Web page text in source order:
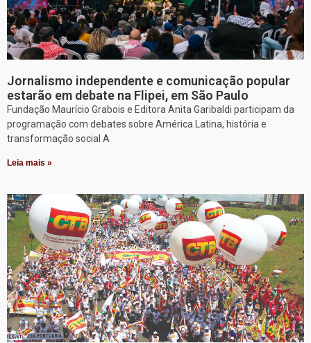
Jornalismo independente e comunicação popular
estarão em debate na Flipei, em São Paulo
Fundação Maurício Grabois e Editora Anita Garibaldi participam da
programação com debates sobre América Latina, história e
transformação social A
Leia mais »